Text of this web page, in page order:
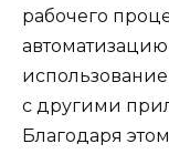
рабочего
с другими
Благодаря